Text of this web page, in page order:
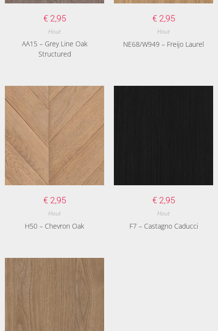
€ 2,95
Hout
AA15 – Grey Line Oak
Structured
€ 2,95
Hout
NE68/W949 – Freijo Laurel
€ 2,95
Hout
H50 – Chevron Oak
€ 2,95
Hout
F7 – Castagno Caducci